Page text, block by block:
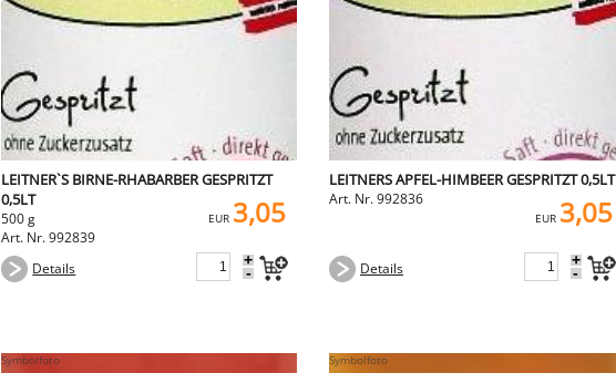
LEITNER`S BIRNE-RHABARBER GESPRITZT
0,5LT
500 g
Art. Nr. 992839
EUR 3,05
Details +
-
LEITNERS APFEL-HIMBEER GESPRITZT 0,5LT
Art. Nr. 992836
EUR 3,05
Details +
-